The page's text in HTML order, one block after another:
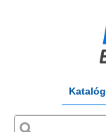
Katalóg